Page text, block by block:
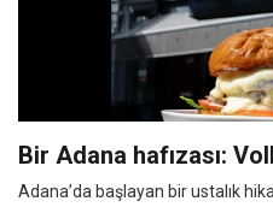
Bir Adana hafızası:
Adana’da başlayan bir ustalık